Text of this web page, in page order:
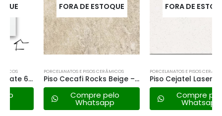
FORA DE ESTOQUE
PORCELANATOS E PISOS CERÂMICOS
Piso Cecafi Rocks Beige – 62×62 a
Compre pelo
Whatsapp
FORA DE ESTOQUE
PORCELANATOS E PISOS CERÂMICOS
Piso Cejatel Laser 50×50 a
Compre pelo
Whatsapp